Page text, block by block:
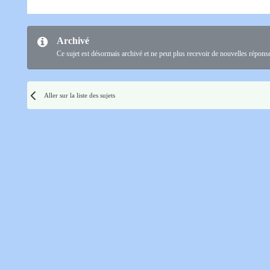
Archivé
Ce sujet est désormais archivé et ne peut plus recevoir de nouvelles
Aller sur la liste des sujets